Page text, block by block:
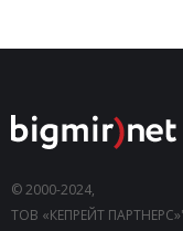
© 2000-2024,
ТОВ «КЕПРЕЙТ